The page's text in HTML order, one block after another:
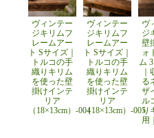
ヴィンテー
ジキリムフ
レームアー
ト Sサイズ｜
トルコの手
織りキリム
を使った壁
掛けインテ
リア
（18×13cm）-004
ヴィンテー
ジキリムフ
レームアー
ト Sサイズ｜
トルコの手
織りキリム
を使った壁
掛けインテ
リア
（18×13cm）-005
ヴ
ジ
壁
ォ
ム
る
ザ
ル
り
用